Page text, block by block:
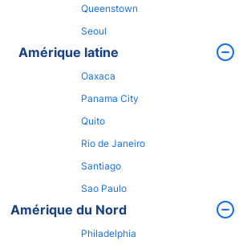
Queenstown
Seoul
Amérique latine
Oaxaca
Panama City
Quito
Rio de Janeiro
Santiago
Sao Paulo
Amérique du Nord
Philadelphia